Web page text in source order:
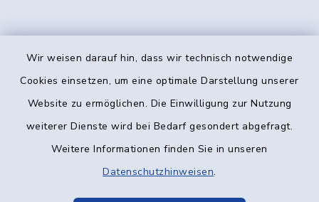
Wir weisen darauf hin, dass wir technisch notwendige
Cookies einsetzen, um eine optimale Darstellung unserer
Website zu ermöglichen. Die Einwilligung zur Nutzung
weiterer Dienste wird bei Bedarf gesondert abgefragt.
Weitere Informationen finden Sie in unseren
Datenschutzhinweisen.
Kontakt
Datenschutz